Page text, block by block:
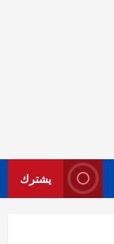
يشترك